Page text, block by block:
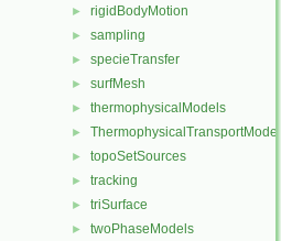
► rigidBodyMotion
► sampling
► specieTransfer
► surfMesh
► thermophysicalModels
► ThermophysicalTransportModels
► topoSetSources
► tracking
► triSurface
► twoPhaseModels